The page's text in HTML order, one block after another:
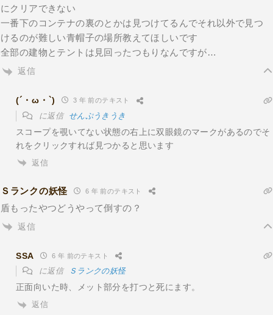
にクリアできない
一番下のコンテナの裏のとかは見つけてるんでそれ以外で見つ
けるのが難しい青帽子の場所教えてほしいです
全部の建物とテントは見回ったつもりなんですが…
返信
(´・ω・`) 3 年 前のテキスト
に返信 せんぷうきうき
スコープを覗いてない状態の右上に双眼鏡のマークがあるのでそ
れをクリックすれば見つかると思います
返信
Ｓランクの妖怪 6 年 前のテキスト
盾もったやつどうやって倒すの？
返信
SSA 6 年 前のテキスト
に返信 Ｓランクの妖怪
正面向いた時、メット部分を打つと死にます。
返信